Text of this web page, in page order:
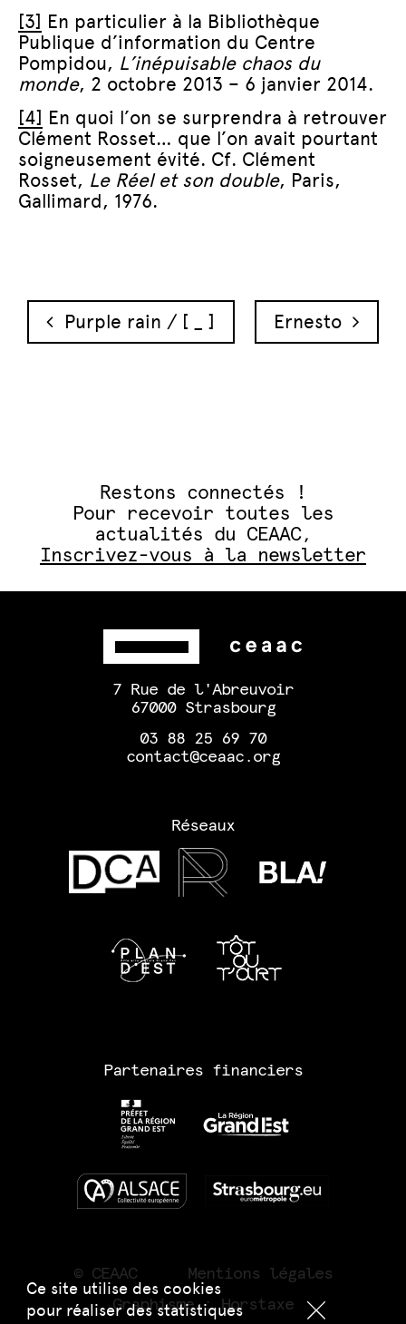
Ce site utilise des cookies
pour réaliser des statistiques
[3] En particulier à la Bibliothèque
Publique d’information du Centre
Pompidou, L’inépuisable chaos du
monde, 2 octobre 2013 – 6 janvier 2014.
[4] En quoi l’on se surprendra à retrouver
Clément Rosset… que l’on avait pourtant
soigneusement évité. Cf. Clément
Rosset, Le Réel et son double, Paris,
Gallimard, 1976.
Navigation des articles
Purple rain / [ _ ] Ernesto
Restons connectés !
Pour recevoir toutes les
actualités du CEAAC,
Inscrivez-vous à la newsletter
7 Rue de l'Abreuvoir
67000 Strasbourg
03 88 25 69 70
contact@ceaac.org
Réseaux
Partenaires financiers
© CEAAC
Mentions légales
Graphisme : Horstaxe